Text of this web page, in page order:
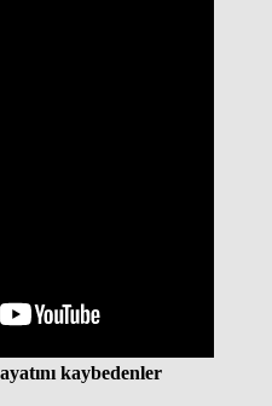
kaybedenler